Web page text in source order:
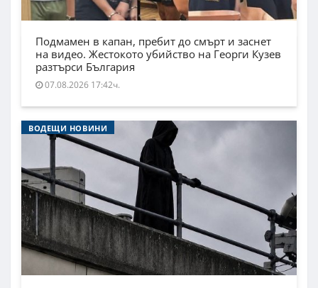
Подмамен в капан, пребит до смърт и заснет
на видео. Жестокото убийство на Георги Кузев
разтърси България
07.08.2026 17:42ч.
ВОДЕЩИ НОВИНИ